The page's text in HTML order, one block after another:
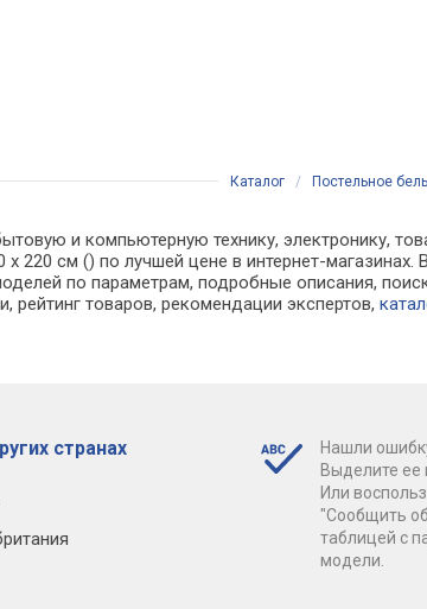
Каталог / Постельное
и компьютерную технику, электронику,
х 220 см () по лучшей цене в интернет-
по параметрам, подробные описания,
рейтинг товаров, рекомендации экспертов,
странах
Нашли
Выделите ее
Или
"Сообщить
таблицей с
модели.